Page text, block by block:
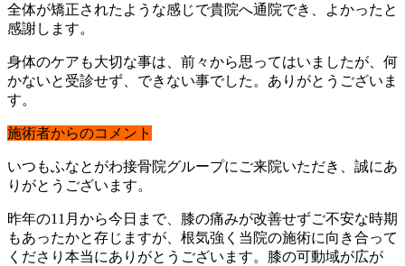
全体が矯正されたような感じで貴院へ通院でき、よかったと
感謝します。
身体のケアも大切な事は、前々から思ってはいましたが、何
かないと受診せず、できない事でした。ありがとうございま
す。
施術者からのコメント
いつもふなとがわ接骨院グループにご来院いただき、誠にあ
りがとうございます。
昨年の11月から今日まで、膝の痛みが改善せずご不安な時期
もあったかと存じますが、根気強く当院の施術に向き合って
くださり本当にありがとうございます。膝の可動域が広が